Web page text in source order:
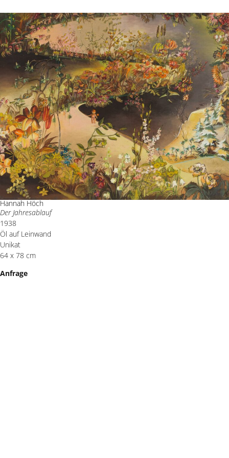
Hannah Höch
Der Jahresablauf
1938
Öl auf Leinwand
Unikat
64 x 78 cm
Anfrage